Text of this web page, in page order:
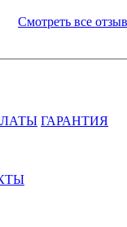
Смотреть все
ГАРАНТИЯ